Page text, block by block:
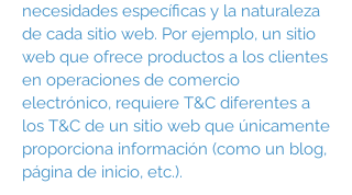
necesidades específicas y la naturaleza
de cada sitio web. Por ejemplo, un sitio
web que ofrece productos a los clientes
en operaciones de comercio
electrónico, requiere T&C diferentes a
los T&C de un sitio web que únicamente
proporciona información (como un blog,
página de inicio, etc.).